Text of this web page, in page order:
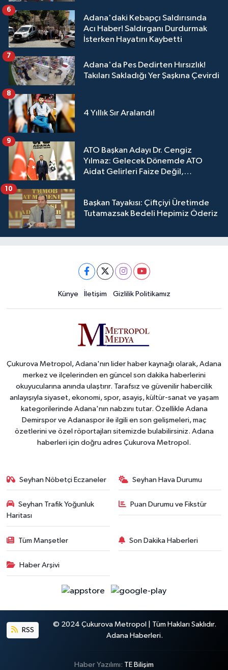
Adana'daki Kebapçı Saldırısında
Acı Haber! Saldırganı Durdurmak
İsterken Hayatını Kaybetti
6
Adana'da Pes Dedirten Hırsızlık!
Takıları Sakladığı Yer Şaşkına Çevirdi
7
4 Yıllık Sır Aralandı!
8
ATO Başkan Adayı Dr. Cengiz
Yılmaz: Gelecek Dönemde ATO
Aidat Gelirleri Faize Değil,
9
Başkan Tayakısı: Çiftçiyi Üretimde
Tutamazsak Bedeli Hepimiz Öderiz
10
Künye İletişim Gizlilik Politikamız
Çukurova Metropol, Adana'nın lider haber kaynağı olarak, Adana
merkez ve ilçelerinden en güncel son dakika haberlerini
okuyucularına anında ulaştırır. Tarafsız ve güvenilir habercilik
anlayışıyla siyaset, ekonomi, spor, asayiş, kültür-sanat ve yaşam
kategorilerinde Adana'nın nabzını tutar. Özellikle Adana
Demirspor ve Adanaspor ile ilgili en son gelişmeleri, maç
özetlerini ve özel röportajları sitemizde bulabilirsiniz. Adana
haberleri için doğru adres Çukurova Metropol.
Seyhan Nöbetçi Eczaneler Seyhan Hava Durumu
Seyhan Trafik Yoğunluk
Haritası
Puan Durumu ve Fikstür
Tüm Manşetler Son Dakika Haberleri
Haber Arşivi
RSS
© 2024 Çukurova Metropol | Tüm Hakları Saklıdır.
Adana Haberleri.
Haber Yazılımı: TE Bilişim